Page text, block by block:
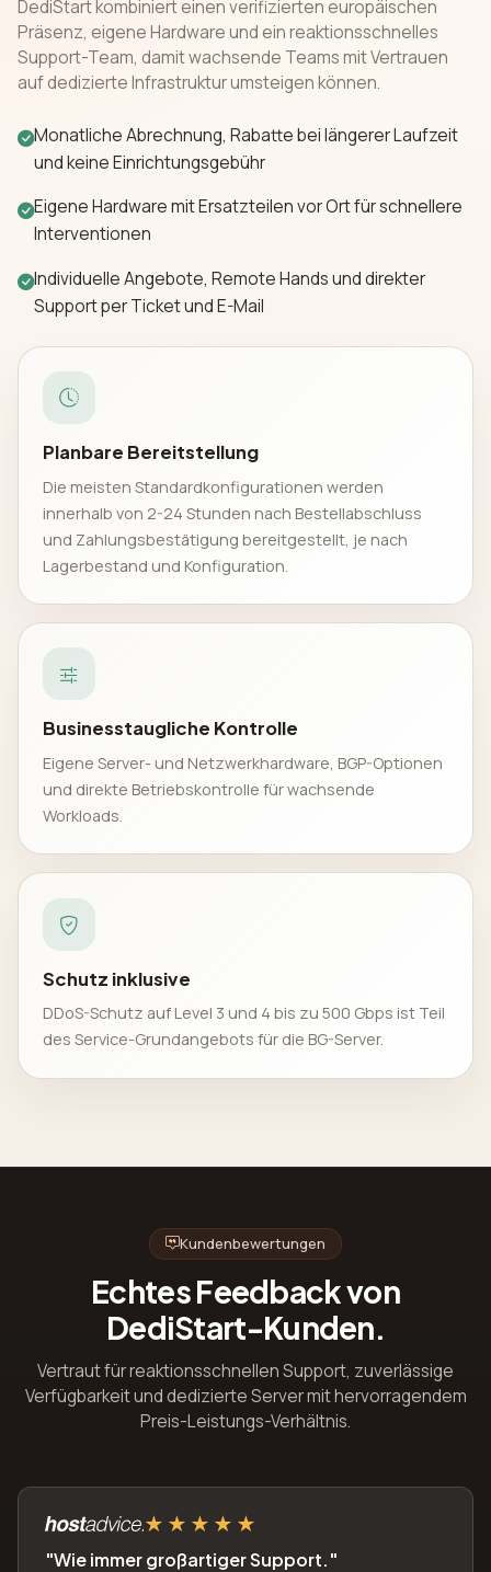
DediStart kombiniert einen verifizierten europäischen
Präsenz, eigene Hardware und ein reaktionsschnelles
Support-Team, damit wachsende Teams mit Vertrauen
auf dedizierte Infrastruktur umsteigen können.
Monatliche Abrechnung, Rabatte bei längerer Laufzeit
und keine Einrichtungsgebühr
Eigene Hardware mit Ersatzteilen vor Ort für schnellere
Interventionen
Individuelle Angebote, Remote Hands und direkter
Support per Ticket und E-Mail
Planbare Bereitstellung
Die meisten Standardkonfigurationen werden
innerhalb von 2-24 Stunden nach Bestellabschluss
und Zahlungsbestätigung bereitgestellt, je nach
Lagerbestand und Konfiguration.
Businesstaugliche Kontrolle
Eigene Server- und Netzwerkhardware, BGP-Optionen
und direkte Betriebskontrolle für wachsende
Workloads.
Schutz inklusive
DDoS-Schutz auf Level 3 und 4 bis zu 500 Gbps ist Teil
des Service-Grundangebots für die BG-Server.
Kundenbewertungen
Echtes Feedback von
DediStart-Kunden.
Vertraut für reaktionsschnellen Support, zuverlässige
Verfügbarkeit und dedizierte Server mit hervorragendem
Preis-Leistungs-Verhältnis.
"Wie immer großartiger Support."